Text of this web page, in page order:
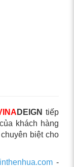
DEIGN tiếp
khách hàng
biệt cho
inthenhua.com-